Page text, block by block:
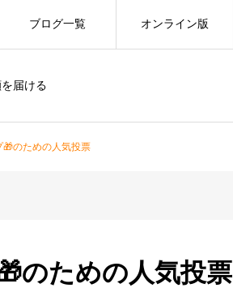
届ける
ブログ一覧 オンライン版
のための人気投票
のための人気投票